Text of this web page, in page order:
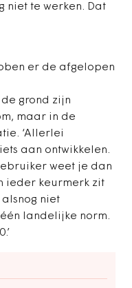
niet te werken. Dat
er de afgelopen
grond zijn
maar in de
‘Allerlei
aan ontwikkelen.
weet je dan
ieder keurmerk zit
niet
landelijke norm.